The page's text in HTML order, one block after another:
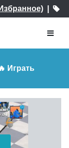
|
Играть